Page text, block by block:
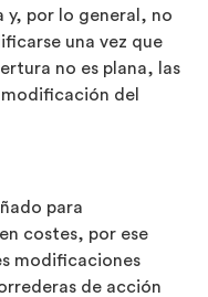
y, por lo general, no
una vez que
no es plana, las
del
para
costes, por ese
modificaciones
de acción